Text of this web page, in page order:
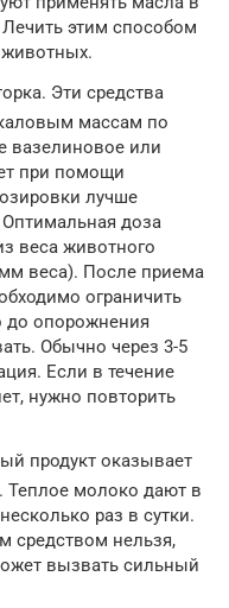
Лечить этим способом
Эти средства
массам по
вазелиновое или
при помощи
лучше
доза
веса животного
веса). После приема
ограничить
до опорожнения
Обычно через 3-5
Если в течение
нужно повторить
продукт оказывает
Теплое молоко дают в
раз в сутки.
средством нельзя,
вызвать сильный